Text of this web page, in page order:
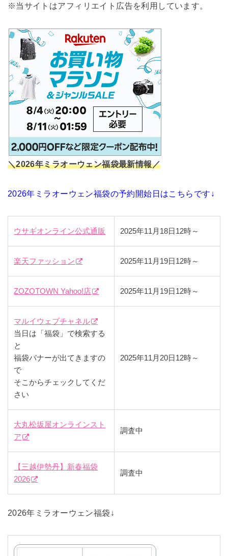
※当サイトはアフィリエイト広告を利用しています。
＼2026年ミラオーウェン福袋最新情報／
2026年ミラオーウェン福袋の予約開始日はこちらです↓
ウサギオンライン公式通販 2025年11月18日12時～
楽天ファッション 2025年11月19日12時～
ZOZOTOWN Yahoo!店 2025年11月19日12時～
マルイウェブチャネル
当日は「福袋」で検索する
と
福袋バナーが出てきますの
で
そこからチェックしてくだ
さい
2025年11月20日12時～
大丸松坂屋オンラインスト
ア
調査中
【三越伊勢丹】新春福袋
2026
調査中
2026年ミラオーウェン福袋↓